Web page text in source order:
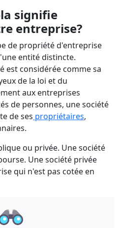
signifie
entreprise?
de propriété d'entreprise
entité distincte.
est considérée comme sa
de la loi et du
aux entreprises
de personnes, une société
de ses propriétaires,
ou privée. Une société
Une société privée
qui n'est pas cotée en